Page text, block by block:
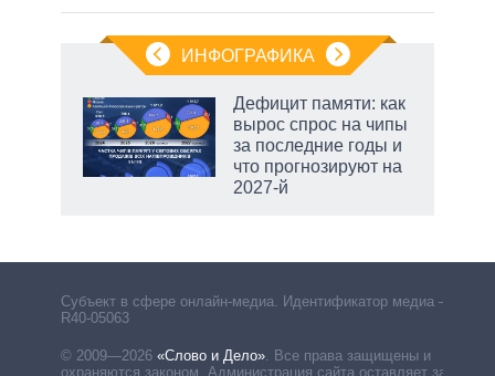
ИНФОГРАФИКА
Дефицит памяти: как
вырос спрос на чипы
за последние годы и
что прогнозируют на
2027-й
Субъект в сфере онлайн-медиа. Идентификатор медиа –
R40-05063
© 2009—2026 «Слово и Дело». Все права защищены и
охраняются законом. Администрация сайта оставляет за